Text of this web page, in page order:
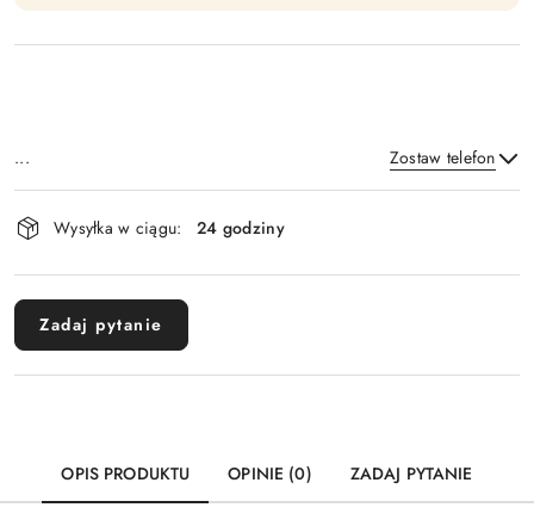
... Zostaw telefon
Dostępność
i
dostawa
Wysyłka w ciągu: 24 godziny
Zadaj pytanie
OPIS PRODUKTU OPINIE (0) ZADAJ PYTANIE